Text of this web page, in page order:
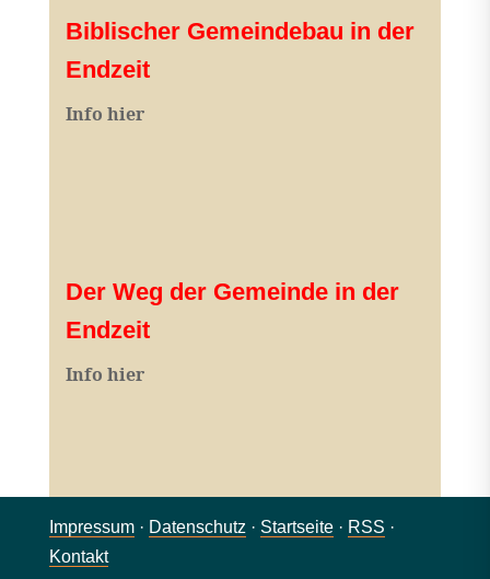
Biblischer Gemeindebau in der
Endzeit
Info hier
Der Weg der Gemeinde in der
Endzeit
Info hier
Impressum· Datenschutz · Startseite· RSS ·
Kontakt